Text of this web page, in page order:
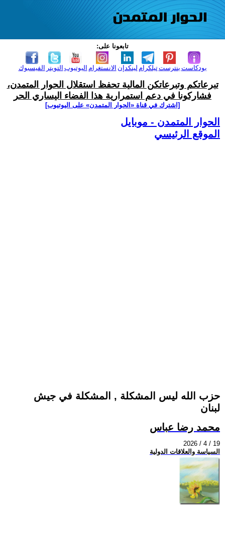
تابعونا على:
الفيسبوك التويتر اليوتيوب الانستغرام لينكدإن تيلكرامبنترست بودكاست
تبرعاتكم وتبرعاتكن المالية تحفظ استقلال الحوار المتمدن،
فشاركونا في دعم استمرارية هذا الفضاء اليساري الحر
[اشترك في قناة ‫«الحوار المتمدن» على اليوتيوب]
الحوار المتمدن - موبايل
الموقع الرئيسي
حزب الله ليس المشكلة , المشكلة في جيش
لبنان
محمد رضا عباس
2026 / 4 / 19
السياسة والعلاقات الدولية